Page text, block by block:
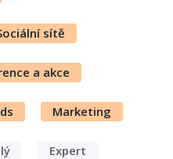
sítě
a akce
Marketing
Expert